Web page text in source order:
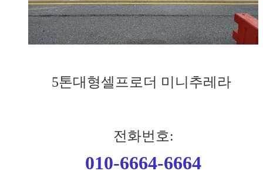
5톤대형셀프로더 미니추레라
전화번호:
010-6664-6664